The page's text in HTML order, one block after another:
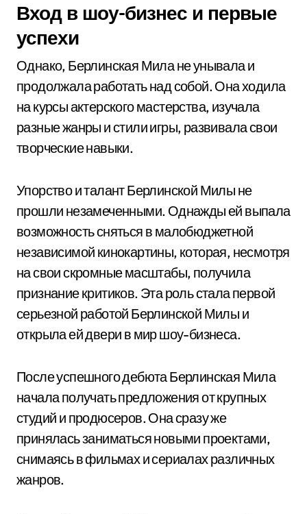
Вход в шоу-бизнес и первые
успехи
Однако, Берлинская Мила не унывала и
продолжала работать над собой. Она ходила
на курсы актерского мастерства, изучала
разные жанры и стили игры, развивала свои
творческие навыки.
Упорство и талант Берлинской Милы не
прошли незамеченными. Однажды ей выпала
возможность сняться в малобюджетной
независимой кинокартины, которая, несмотря
на свои скромные масштабы, получила
признание критиков. Эта роль стала первой
серьезной работой Берлинской Милы и
открыла ей двери в мир шоу-бизнеса.
После успешного дебюта Берлинская Мила
начала получать предложения от крупных
студий и продюсеров. Она сразу же
принялась заниматься новыми проектами,
снимаясь в фильмах и сериалах различных
жанров.